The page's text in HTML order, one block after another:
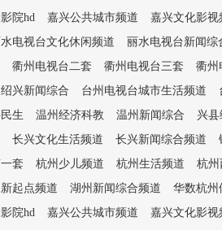
院hd 嘉兴公共城市频道
嘉兴文化影视
电视台文化休闲频道
丽水电视台新闻综
衢州电视台二套 衢州电视台三套
衢州
绍兴新闻综合 台州电视台城市生活频道
生 温州经济科教 温州新闻综合
兴
长兴文化生活频道 长兴新闻综合频道
套 杭州少儿频道 杭州生活频道
杭州
起点频道 湖州新闻综合频道
华数杭州
院hd 嘉兴公共城市频道
嘉兴文化影视